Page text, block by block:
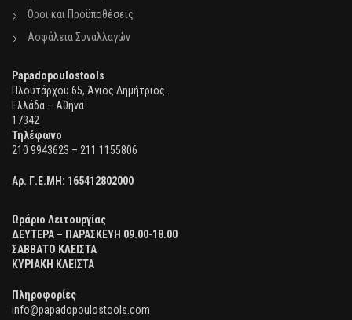
Όροι και Προϋποθέσεις
Ασφάλεια Συναλλαγών
Papadopoulostools
Πλουτάρχου 65, Άγιος Δημήτριος .
Ελλάδα – Αθήνα
17342
Τηλέφωνο
210 9943623 – 211 1155806
Αρ. Γ.Ε.ΜΗ: 165412802000
Ωράριο Λειτουργίας
ΔΕΥΤΕΡΑ – ΠΑΡΑΣΚΕΥΗ 09.00-18.00
ΣΑΒΒΑΤΟ ΚΛΕΙΣΤΑ
ΚΥΡΙΑΚΗ ΚΛΕΙΣΤΑ
Πληροφορίες
info@papadopoulostools.com